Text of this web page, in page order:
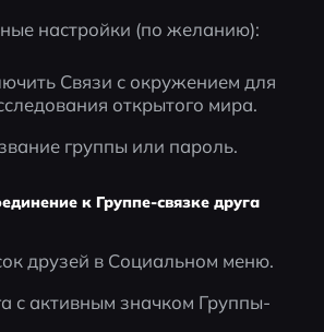
настройки (по желанию):
Связи с окружением для
открытого мира.
группы или пароль.
к Группе-связке друга
друзей в Социальном меню.
с активным значком Группы-